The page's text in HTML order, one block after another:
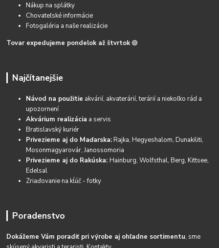
Nákup na splátky
Chovateľské informácie
Fotogaléria a naše realizácie
Tovar expedujeme pondelok až štvrtok 🟢
Najčítanejšie
Návod na použitie akvárií, akvaterárií, terárií a niekoľko rád a
upozornení
Akvárium realizácia a servis
Bratislavský kuriér
Privezieme aj do Maďarska:Rajka, Hegyeshalom, Dunakiliti,
Mosonmagyarovár, Janossomoria
Privezieme aj do Rakúska:Hainburg, Wolfsthal, Berg, Kittsee,
Edelsal
Zriaďovanie na kĺúč - fotky
Poradenstvo
Dokážeme Vám poradiť pri výrobe aj ohľadne sortimentu, sme